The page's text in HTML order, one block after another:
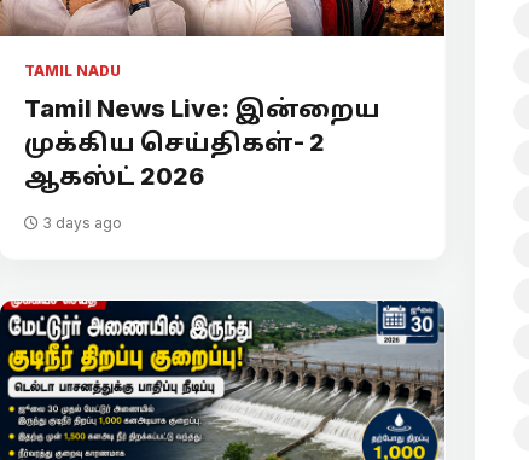
TAMIL NADU
Tamil News Live: இன்றைய
முக்கிய செய்திகள்- 2
ஆகஸ்ட் 2026
3 days ago